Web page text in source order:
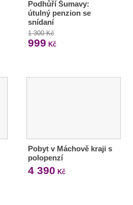
Podhůří Šumavy:
útulný penzion se
snídaní
1 300 Kč
999 Kč
Pobyt v Máchově kraji s
polopenzí
4 390 Kč